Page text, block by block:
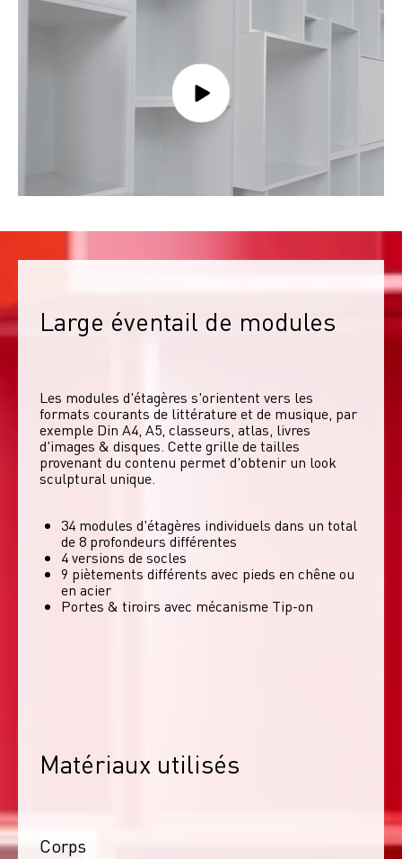
Large éventail de modules
Les modules d'étagères s'orientent vers les
formats courants de littérature et de musique, par
exemple Din A4, A5, classeurs, atlas, livres
d'images & disques. Cette grille de tailles
provenant du contenu permet d'obtenir un look
sculptural unique.
34 modules d'étagères individuels dans un total
de 8 profondeurs différentes
4 versions de socles
9 piètements différents avec pieds en chêne ou
en acier
Portes & tiroirs avec mécanisme Tip-on
Matériaux utilisés
Corps